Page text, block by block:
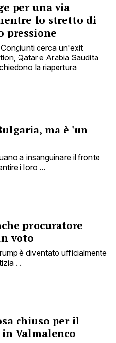
per una via
lo stretto di
pressione
cerca un'exit
Qatar e Arabia Saudita
la riapertura
ma è 'un
a insanguinare il fronte
i loro ...
procuratore
voto
è diventato ufficialmente
...
chiuso per il
Valmalenco